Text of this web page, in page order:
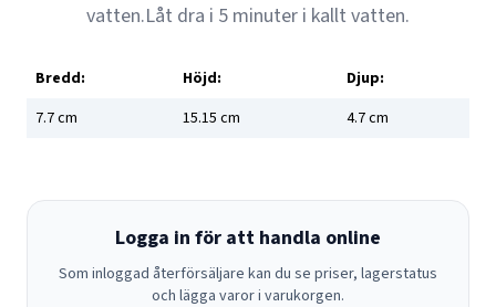
vatten.Låt dra i 5 minuter i kallt vatten.
Bredd: Höjd:
Djup:
7.7cm 15.15 cm 4.7cm
Logga in för att handla online
Som inloggad återförsäljare kan du se priser, lagerstatus
och lägga varor i varukorgen.